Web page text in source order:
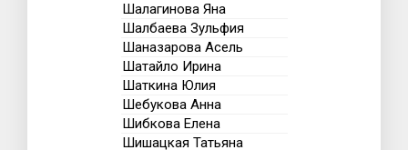
Шалагинова Яна
Шалбаева Зульфия
Шаназарова Асель
Шатайло Ирина
Шаткина Юлия
Шебукова Анна
Шибкова Елена
Шишацкая Татьяна